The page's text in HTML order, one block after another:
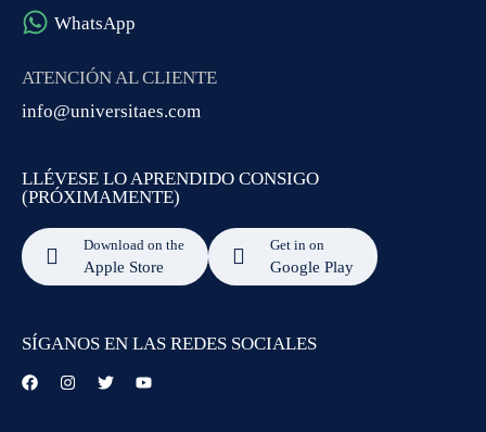
WhatsApp
ATENCIÓN AL CLIENTE
info@universitaes.com
LLÉVESE LO APRENDIDO CONSIGO
(PRÓXIMAMENTE)
Download on the
Apple Store
Get in on
Google Play
SÍGANOS EN LAS REDES SOCIALES